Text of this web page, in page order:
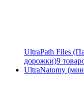
UltraPath Files
дорожки)9
UltraNatomy